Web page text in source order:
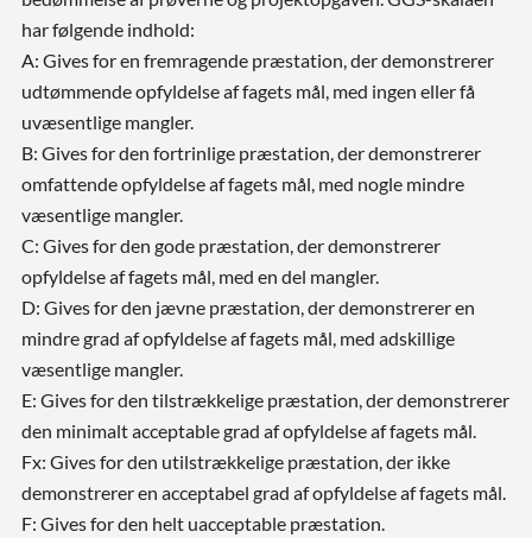
har følgende indhold:
A: Gives for en fremragende præstation, der demonstrerer
udtømmende opfyldelse af fagets mål, med ingen eller få
uvæsentlige mangler.
B: Gives for den fortrinlige præstation, der demonstrerer
omfattende opfyldelse af fagets mål, med nogle mindre
væsentlige mangler.
C: Gives for den gode præstation, der demonstrerer
opfyldelse af fagets mål, med en del mangler.
D: Gives for den jævne præstation, der demonstrerer en
mindre grad af opfyldelse af fagets mål, med adskillige
væsentlige mangler.
E: Gives for den tilstrækkelige præstation, der demonstrerer
den minimalt acceptable grad af opfyldelse af fagets mål.
Fx: Gives for den utilstrækkelige præstation, der ikke
demonstrerer en acceptabel grad af opfyldelse af fagets mål.
F: Gives for den helt uacceptable præstation.